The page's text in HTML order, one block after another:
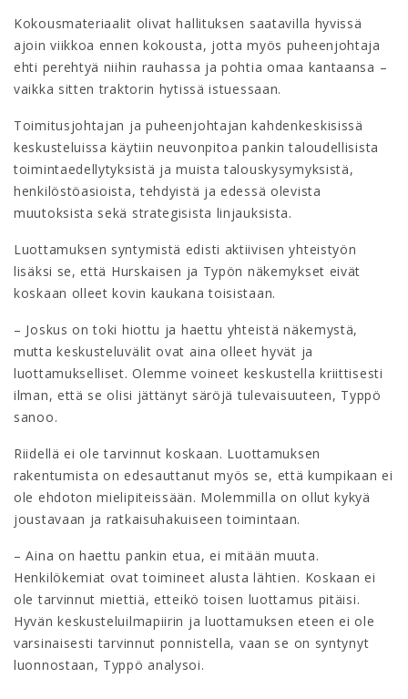
Kokousmateriaalit olivat hallituksen saatavilla hyvissä
ajoin viikkoa ennen kokousta, jotta myös puheenjohtaja
ehti perehtyä niihin rauhassa ja pohtia omaa kantaansa –
vaikka sitten traktorin hytissä istuessaan.
Toimitusjohtajan ja puheenjohtajan kahdenkeskisissä
keskusteluissa käytiin neuvonpitoa pankin taloudellisista
toimintaedellytyksistä ja muista talouskysymyksistä,
henkilöstöasioista, tehdyistä ja edessä olevista
muutoksista sekä strategisista linjauksista.
Luottamuksen syntymistä edisti aktiivisen yhteistyön
lisäksi se, että Hurskaisen ja Typön näkemykset eivät
koskaan olleet kovin kaukana toisistaan.
– Joskus on toki hiottu ja haettu yhteistä näkemystä,
mutta keskusteluvälit ovat aina olleet hyvät ja
luottamukselliset. Olemme voineet keskustella kriittisesti
ilman, että se olisi jättänyt säröjä tulevaisuuteen, Typpö
sanoo.
Riidellä ei ole tarvinnut koskaan. Luottamuksen
rakentumista on edesauttanut myös se, että kumpikaan ei
ole ehdoton mielipiteissään. Molemmilla on ollut kykyä
joustavaan ja ratkaisuhakuiseen toimintaan.
– Aina on haettu pankin etua, ei mitään muuta.
Henkilökemiat ovat toimineet alusta lähtien. Koskaan ei
ole tarvinnut miettiä, etteikö toisen luottamus pitäisi.
Hyvän keskusteluilmapiirin ja luottamuksen eteen ei ole
varsinaisesti tarvinnut ponnistella, vaan se on syntynyt
luonnostaan, Typpö analysoi.